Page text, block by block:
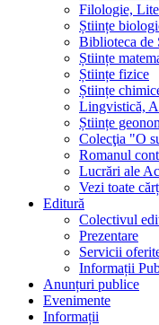
Filologie,
Științe
Biblioteca de
Științe
Științe fizice
Științe
Lingvistică,
Științe
Colecţia "O
Romanul
Lucrări ale
Vezi toate
Editură
Colectivul
Prezentare
Servicii
Informații
Anunțuri publice
Evenimente
Informații